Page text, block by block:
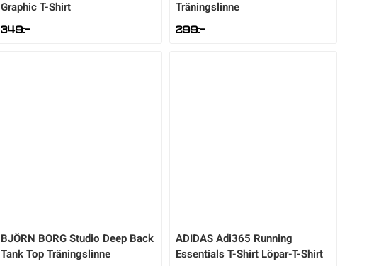
Graphic T-Shirt
349:-
Träningslinne
299:-
BJÖRN BORG Studio Deep Back
Tank Top Träningslinne
ADIDASAdi365 Running
Essentials T-Shirt Löpar-T-Shirt